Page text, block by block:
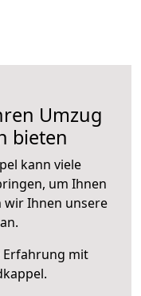
Umzug
bieten
kann viele
um Ihnen
wir Ihnen unsere
Erfahrung mit
.